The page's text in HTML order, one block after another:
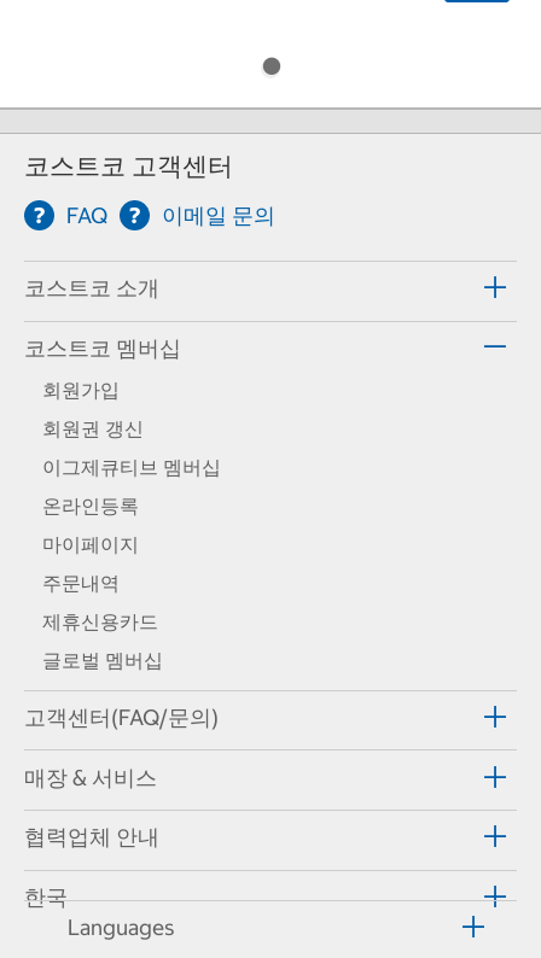
코스트코 고객센터
FAQ 이메일 문의
코스트코 소개
코스트코 멤버십
회원가입
회원권 갱신
이그제큐티브 멤버십
온라인등록
마이페이지
주문내역
제휴신용카드
글로벌 멤버십
고객센터(FAQ/문의)
매장 & 서비스
협력업체 안내
한국
Languages